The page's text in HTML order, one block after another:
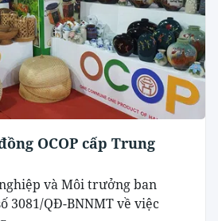
OCOP cấp Trung
và Môi trưởng ban
3081/QĐ-BNNMT về việc